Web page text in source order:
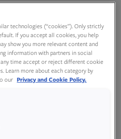
technologies (“cookies”). Only strictly
If you accept all cookies, you help
show you more relevant content and
information with partners in social
time accept or reject different cookie
Learn more about each category by
our Privacy and Cookie Policy.